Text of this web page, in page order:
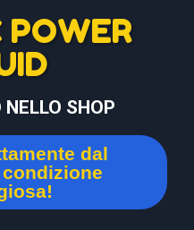
POWER
SHOP
dal